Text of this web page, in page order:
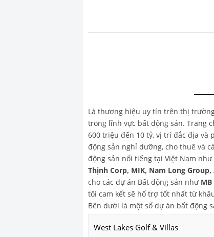
Là thương hiệu uy tín trên thị
trong lĩnh vực bất động sản. Trang
600 triệu đến 10 tỷ, vị trí đắc địa và
động sản nghỉ dưỡng, cho thuê và
động sản nổi tiếng tại Việt Nam như
Thịnh Corp, MIK, Nam Long
cho các dự án Bất động sản như
tôi cam kết sẽ hổ trợ tốt nhất từ
Bên dưới là một số dự án bất động
West Lakes Golf & Villas